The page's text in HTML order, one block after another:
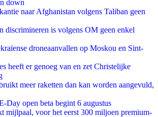
down
naar Afghanistan volgens Taliban geen
discrimineren is volgens OM geen enkel
droneaanvallen op Moskou en Sint-
heeft er genoeg van en zet Christelijke
meer raketten dan kan worden aangevuld,
Day open beta begint 6 augustus
mijlpaal, voor het eerst 300 miljoen premium-